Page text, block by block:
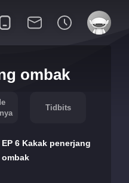
ombak
Tidbits
EP 6 Kakak penerjang
ombak